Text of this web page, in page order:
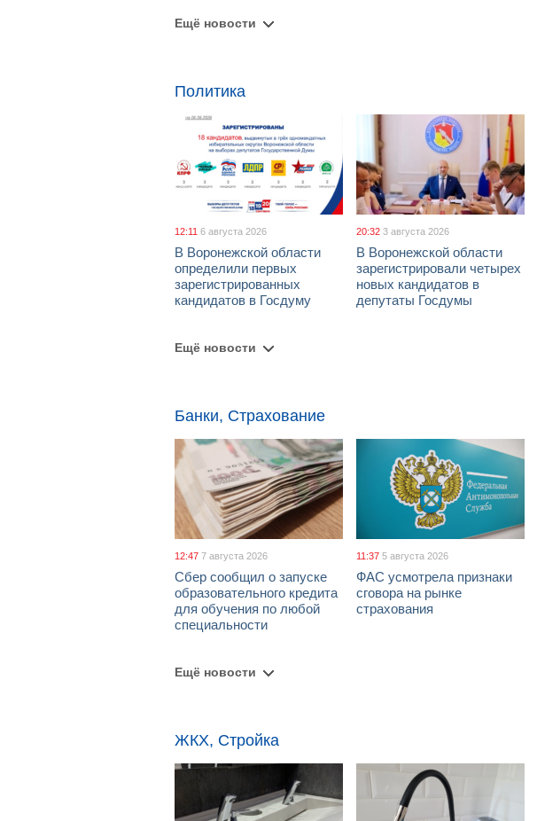
Ещё новости
Политика
12:11 6 августа 2026
В Воронежской области
определили первых
зарегистрированных
кандидатов в Госдуму
20:32 3 августа 2026
В Воронежской области
зарегистрировали четырех
новых кандидатов в
депутаты Госдумы
Ещё новости
Банки, Страхование
12:47 7 августа 2026
Сбер сообщил о запуске
образовательного кредита
для обучения по любой
специальности
11:37 5 августа 2026
ФАС усмотрела признаки
сговора на рынке
страхования
Ещё новости
ЖКХ, Стройка